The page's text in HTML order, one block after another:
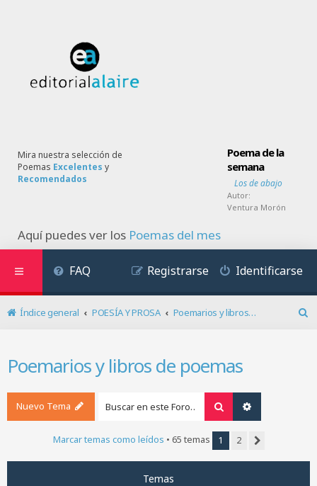
Mira nuestra selección de
Poemas Excelentes y
Recomendados
Poema de la
semana
Los de abajo
Autor:
Ventura Morón
Aquí puedes ver los Poemas del mes
FAQ Identificarse
Registrarse
Índice general POESÍA Y PROSA
Poemarios y libros de poemas
Poemarios y libros de poemas
Nuevo Tema Buscar
Marcar temas como leídos • 65 temas 1
2
Temas